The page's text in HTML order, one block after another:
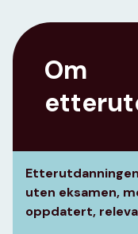
Om
uten eksamen,
oppdatert,